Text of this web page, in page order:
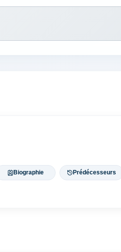
Biographie Prédécesseurs